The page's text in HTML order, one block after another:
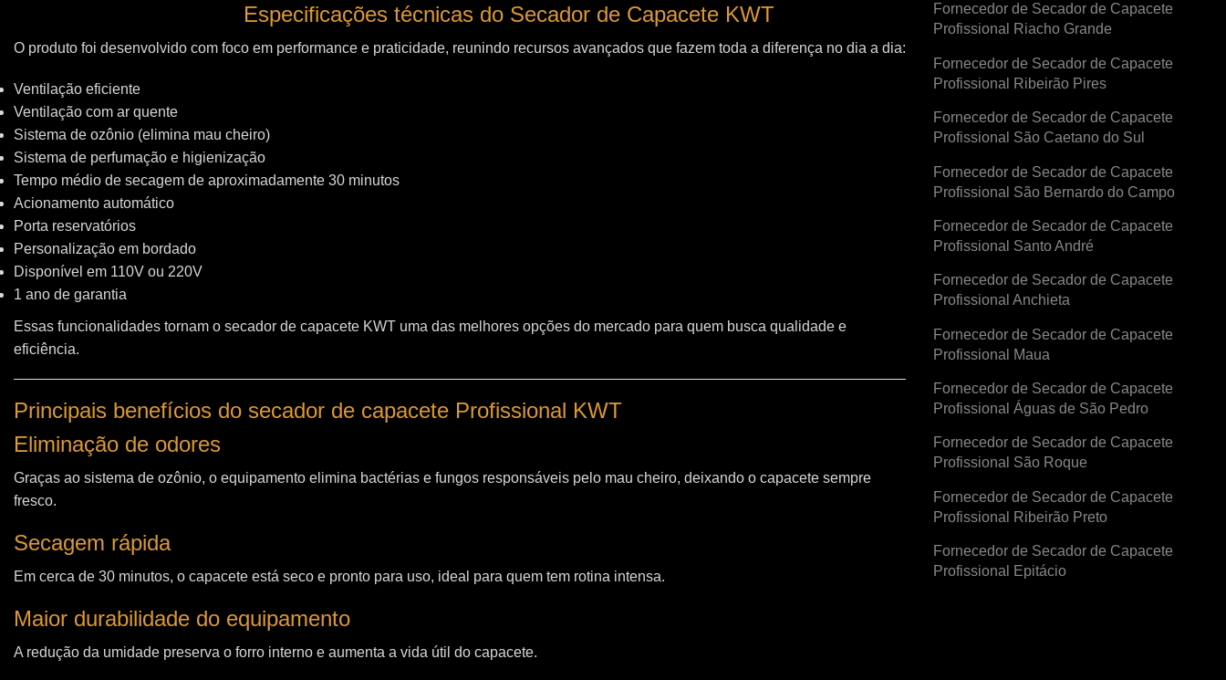
Especificações técnicas do Secador de Capacete KWT
O produto foi desenvolvido com foco em performance e praticidade, reunindo recursos avançados que fazem toda a diferença no dia a dia:
Ventilação eficiente
Ventilação com ar quente
Sistema de ozônio (elimina mau cheiro)
Sistema de perfumação e higienização
Tempo médio de secagem de aproximadamente 30 minutos
Acionamento automático
Porta reservatórios
Personalização em bordado
Disponível em 110V ou 220V
1 ano de garantia
Essas funcionalidades tornam o secador de capacete KWT uma das melhores opções do mercado para quem busca qualidade e
eficiência.
Principais benefícios do secador de capacete Profissional KWT
Eliminação de odores
Graças ao sistema de ozônio, o equipamento elimina bactérias e fungos responsáveis pelo mau cheiro, deixando o capacete sempre
fresco.
Secagem rápida
Em cerca de 30 minutos, o capacete está seco e pronto para uso, ideal para quem tem rotina intensa.
Maior durabilidade do equipamento
A redução da umidade preserva o forro interno e aumenta a vida útil do capacete.
Fornecedor de Secador de Capacete
Profissional Riacho Grande
Fornecedor de Secador de Capacete
Profissional Ribeirão Pires
Fornecedor de Secador de Capacete
Profissional São Caetano do Sul
Fornecedor de Secador de Capacete
Profissional São Bernardo do Campo
Fornecedor de Secador de Capacete
Profissional Santo André
Fornecedor de Secador de Capacete
Profissional Anchieta
Fornecedor de Secador de Capacete
Profissional Maua
Fornecedor de Secador de Capacete
Profissional Águas de São Pedro
Fornecedor de Secador de Capacete
Profissional São Roque
Fornecedor de Secador de Capacete
Profissional Ribeirão Preto
Fornecedor de Secador de Capacete
Profissional Epitácio